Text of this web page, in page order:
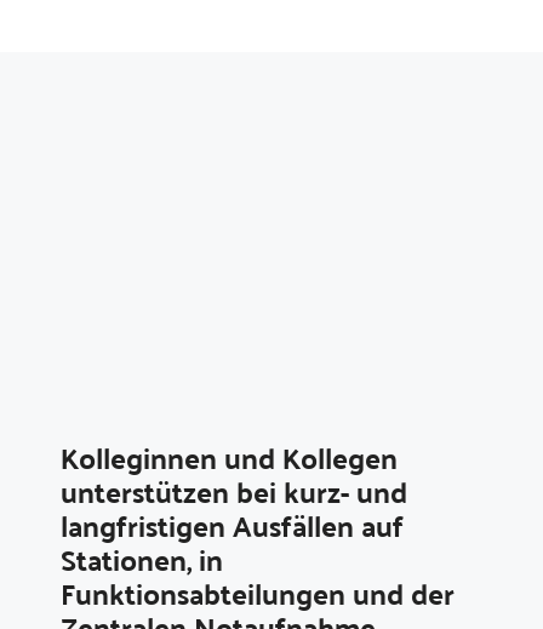
Kolleginnen und Kollegen
unterstützen bei kurz- und
langfristigen Ausfällen auf
Stationen, in
Funktionsabteilungen und der